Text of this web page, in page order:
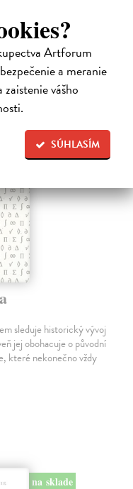
Artforum
a meranie
vášho
SÚHLASÍM
novinka
sleduje historický vývoj
jej obohacuje o původní
které nekonečno vždy
na sklade